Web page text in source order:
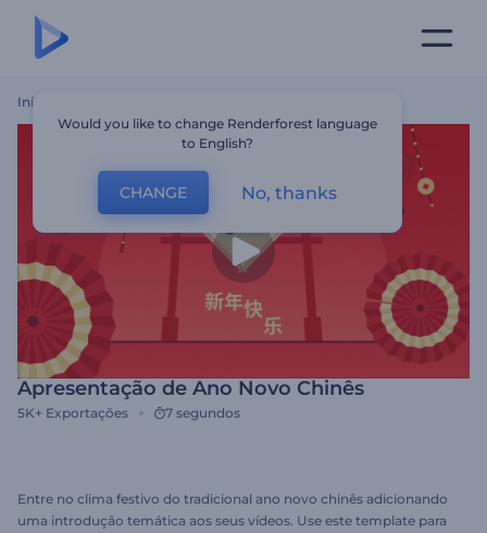
Início
Apresentação de Ano Novo Chinês
5K+ Exportações 7 segundos
Entre no clima festivo do tradicional ano novo chinês adicionando
uma introdução temática aos seus vídeos. Use este template para
Would you like to change Renderforest language
to English?
CHANGE No, thanks